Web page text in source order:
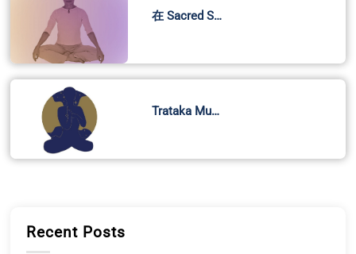
在 Sacred S…
Trataka Mu…
Recent Posts